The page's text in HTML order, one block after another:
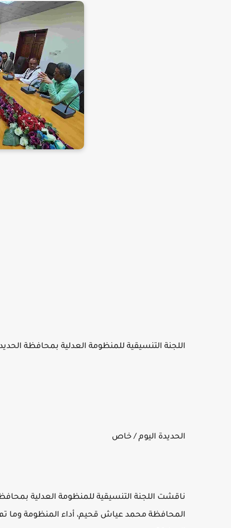
اللجنة التنسيقية للمنظومة العدلية بمحافظة
الحديدة اليوم / خاص
ناقشت اللجنة التنسيقية للمنظومة العدلية
المحافظة محمد عياش قحيم، أداء المنظومة وما تم